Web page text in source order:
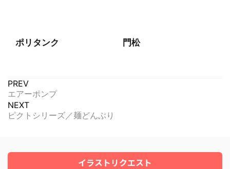
ポリタンク 門松
PREV
エアーポンプ
NEXT
ピクトシリーズ／麺どんぶり
イラストリクエスト